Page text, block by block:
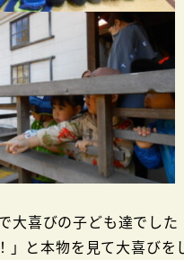
大喜びの子ども達でした
」と本物を見て大喜びを